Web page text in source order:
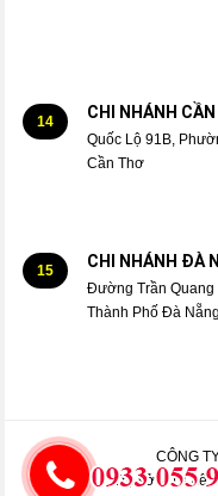
14 CHI NHÁNH
Quốc Lộ 91B,
Cần Thơ
15 CHI NHÁNH ĐÀ
Đường Trần Quang
Thành Phố Đà Nẵng
CÔNG
Trụ sở: 413 Lê